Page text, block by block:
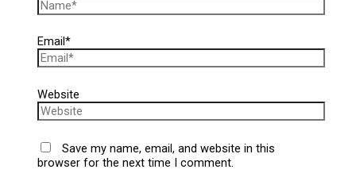
Email*
Website
Save my name, email, and website in this
browser for the next time I comment.